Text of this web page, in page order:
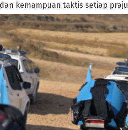
kemampuan taktis setiap